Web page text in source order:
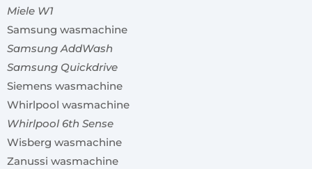
Miele W1
Samsung wasmachine
Samsung AddWash
Samsung Quickdrive
Siemens wasmachine
Whirlpool wasmachine
Whirlpool 6th Sense
Wisberg wasmachine
Zanussi wasmachine